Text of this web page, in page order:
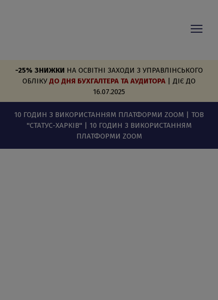
-25% ЗНИЖКИ НА ОСВІТНІ ЗАХОДИ З УПРАВЛІНСЬКОГО
ОБЛІКУ ДО ДНЯ БУХГАЛТЕРА ТА АУДИТОРА | ДІЄ ДО
16.07.2025
10 ГОДИН З ВИКОРИСТАННЯМ ПЛАТФОРМИ ZOOM | ТОВ
"СТАТУС-ХАРКІВ" | 10 ГОДИН З ВИКОРИСТАННЯМ
ПЛАТФОРМИ ZOOM